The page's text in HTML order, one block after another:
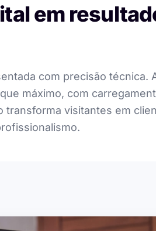
em
com precisão técnica.
máximo, com
transforma visitantes em